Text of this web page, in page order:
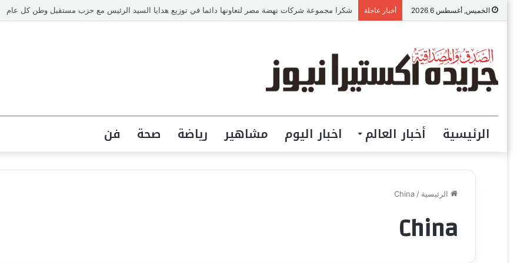
الخميس, أغسطس 6 2026 أخبار عاجلة «عالم رشاد».. تجربة إعلامية ورسالة ماجستير ذكية من كلية الطفولة بجامعة عين شمس.
الرئيسية أخبار العالم اخبار اليوم مشاهير رياضة صحة فن
الرئيسية /
China
China